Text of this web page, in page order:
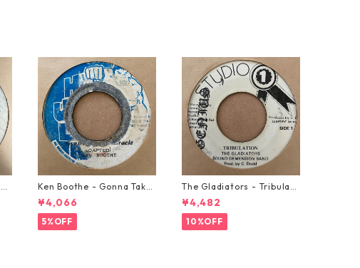
Ken Boothe - Gonna Take
A Miracle【7-21362】
¥4,066
5%OFF
The Gladiators - Tribulati
on【7-21365】
¥4,482
10%OFF